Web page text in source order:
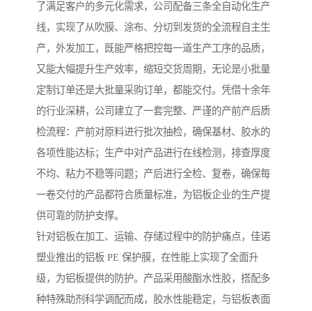
了满足客户的多元化需求，公司配备三条全自动化生产
线，实现了从吹膜、涂布、分切到发货的全流程自主生
产，外发加工，既能严格把控每一道生产工序的品质，
又能大幅提升生产效率，缩短交货周期，无论是小批量
定制订单还是大批量采购订单，都能交付。凭借十余年
的行业深耕，公司建立了一套完整、严谨的产前产后质
检流程：产前对原料进行批次抽检，确保基材、胶水的
各项性能达标；生产中对产品进行在线检测，排查厚度
不均、粘力不稳等问题；产后进行全检、复卷，确保每
一卷交付的产品都符合质量标准，为铝板企业的生产提
供可靠的防护支撑。
针对铝板在加工、运输、存储过程中的防护痛点，佳诺
塑业推出的铝板 PE 保护膜，在性能上实现了全面升
级，为铝板提供的防护。产品采用酸酯水性胶，搭配多
种特殊助剂科学调配而成，胶水性能稳定，与铝板表面